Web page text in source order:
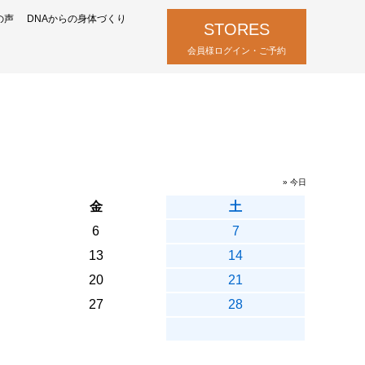
声 DNAからの身体づくり
STORES
会員様ログイン・ご予約
» 今日
金
土
6
7
13
14
20
21
27
28